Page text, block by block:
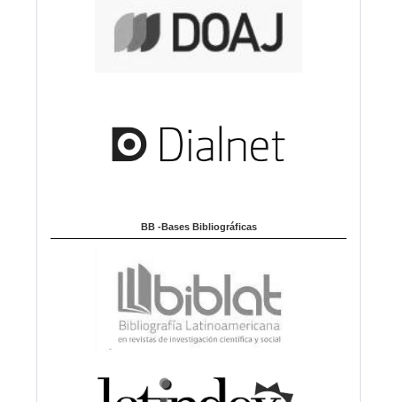
BB -Bases Bibliográficas